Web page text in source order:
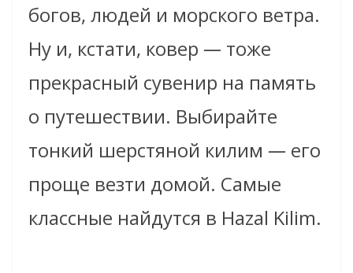
богов, людей и морского ветра.
Ну и, кстати, ковер — тоже
прекрасный сувенир на память
о путешествии. Выбирайте
тонкий шерстяной килим — его
проще везти домой. Самые
классные найдутся в Hazal Kilim.